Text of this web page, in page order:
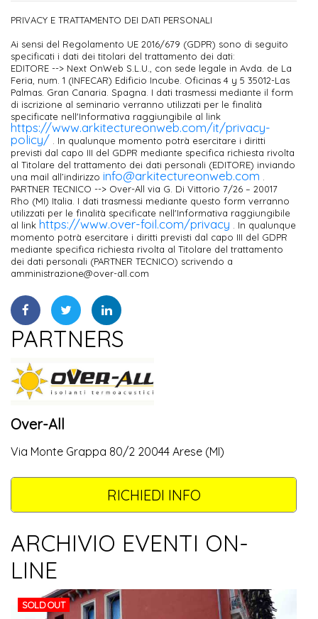
PRIVACY E TRATTAMENTO DEI DATI PERSONALI
Ai sensi del Regolamento UE 2016/679 (GDPR) sono di seguito
specificati i dati dei titolari del trattamento dei dati:
EDITORE --> Next OnWeb S.L.U., con sede legale in Avda. de La
Feria, num. 1 (INFECAR) Edificio Incube. Oficinas 4 y 5 35012-Las
Palmas. Gran Canaria. Spagna. I dati trasmessi mediante il form
di iscrizione al seminario verranno utilizzati per le finalità
specificate nell'Informativa raggiungibile al link
https://www.arkitectureonweb.com/it/privacy-
policy/ . In qualunque momento potrà esercitare i diritti
previsti dal capo III del GDPR mediante specifica richiesta rivolta
al Titolare del trattamento dei dati personali (EDITORE) inviando
una mail all’indirizzo info@arkitectureonweb.com
PARTNER TECNICO --> Over-All via G. Di Vittorio 7/26 – 20017
Rho (MI) Italia. I dati trasmessi mediante questo form verranno
utilizzati per le finalità specificate nell'Informativa raggiungibile
al link https://www.over-foil.com/privacy . In qualunque
momento potrà esercitare i diritti previsti dal capo III del GDPR
mediante specifica richiesta rivolta al Titolare del trattamento
dei dati personali (PARTNER TECNICO) scrivendo a
amministrazione@over-all.com
PARTNERS
Over-All
Via Monte Grappa 80/2 20044 Arese (MI)
RICHIEDI INFO
ARCHIVIO EVENTI ON-
LINE
SOLD OUT